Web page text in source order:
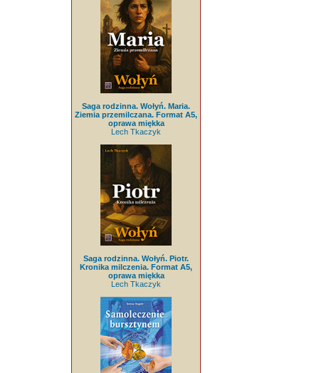
Saga rodzinna. Wołyń. Maria.
Ziemia przemilczana. Format A5,
oprawa miękka
Lech Tkaczyk
Saga rodzinna. Wołyń. Piotr.
Kronika milczenia. Format A5,
oprawa miękka
Lech Tkaczyk